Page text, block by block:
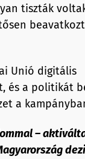
tiszták
Unió digitális
és a politikát
a
–